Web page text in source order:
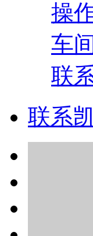
操
车
联
联系